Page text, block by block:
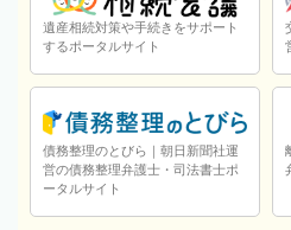
遺産相続対策や手続きをサポート
するポータルサイト
債務整理のとびら｜朝日新聞社運
営の債務整理弁護士・司法書士ポ
ータルサイト